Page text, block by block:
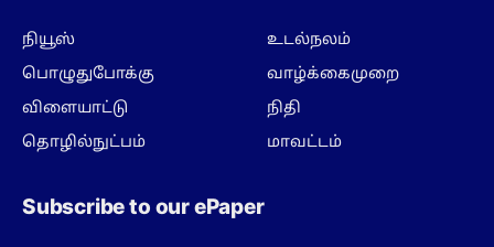
நியூஸ்
பொழுதுபோக்கு
விளையாட்டு
தொழில்நுட்பம்
உடல்நலம்
வாழ்க்கைமுறை
நிதி
மாவட்டம்
Subscribe to our ePaper